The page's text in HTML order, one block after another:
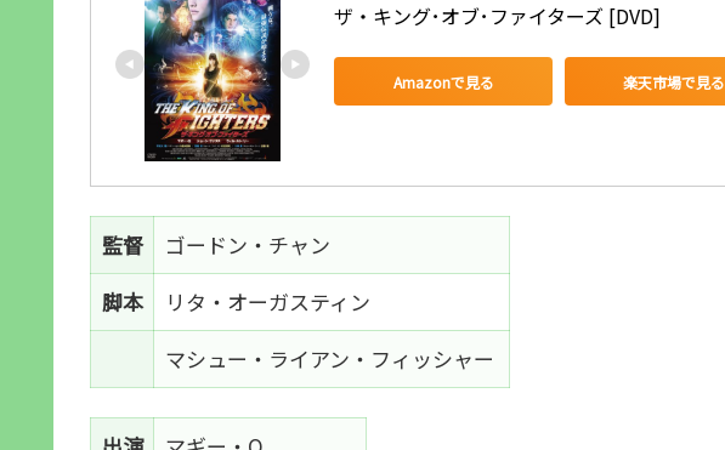
ザ・キング･オブ･ファイターズ [DVD]
Amazonで見る 楽天市場で見る
監督
ゴードン・チャン
脚本
リタ・オーガスティン
マシュー・ライアン・フィッシャー